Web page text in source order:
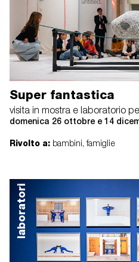
Super fantastica
visita in mostra e laboratorio
domenica 26 ottobre e 14
Rivolto a: bambini, famiglie
laboratori